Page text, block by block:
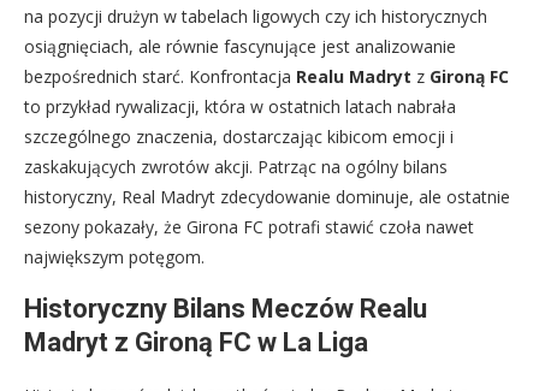
na pozycji drużyn w tabelach ligowych czy ich historycznych
osiągnięciach, ale równie fascynujące jest analizowanie
bezpośrednich starć. Konfrontacja Realu Madryt z Gironą FC
to przykład rywalizacji, która w ostatnich latach nabrała
szczególnego znaczenia, dostarczając kibicom emocji i
zaskakujących zwrotów akcji. Patrząc na ogólny bilans
historyczny, Real Madryt zdecydowanie dominuje, ale ostatnie
sezony pokazały, że Girona FC potrafi stawić czoła nawet
największym potęgom.
Historyczny Bilans Meczów Realu
Madryt z Gironą FC w La Liga